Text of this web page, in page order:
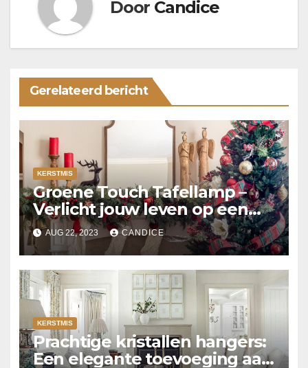
Door Candice
Gerelateerd bericht
KERSTMIS
Groene Touch Tafellamp –
Verlicht jouw leven op een
duurzame manier
AUG 22, 2023 CANDICE
KERSTMIS
Prachtige kristallen hangers:
Een elegante toevoeging aan